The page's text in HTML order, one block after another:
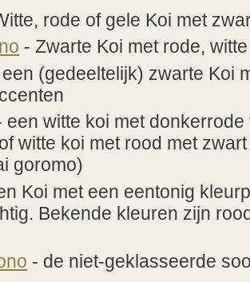
rode of gele Koi met
- Zwarte Koi met rode,
(gedeeltelijk) zwarte Koi
een witte koi met
witte koi met rood met
goromo)
Koi met een eentonig
Bekende kleuren zijn
- de niet-geklasseerde